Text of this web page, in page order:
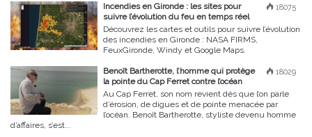
18075
Incendies en Gironde : les sites pour
suivre l’évolution du feu en temps réel
Découvrez les cartes et outils pour suivre l’évolution
des incendies en Gironde : NASA FIRMS,
FeuxGironde, Windy et Google Maps.
18029
Benoît Bartherotte, l’homme qui protège
la pointe du Cap Ferret contre l’océan
Au Cap Ferret, son nom revient dès que l’on parle
d’érosion, de digues et de pointe menacée par
l’océan. Benoît Bartherotte, styliste devenu homme
d’affaires, s’est...